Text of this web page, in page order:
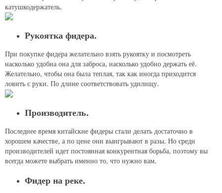
катушкодержатель.
Рукоятка фидера.
При покупке фидера желательно взять рукоятку и посмотреть
насколько удобна она для заброса, насколько удобно держать её.
Желательно, чтобы она была теплая, так как иногда приходится
ловить с руки. По длине соответствовать удилищу.
Производитель.
Последнее время китайские фидеры стали делать достаточно в
хорошем качестве, а по цене они выигрывают в разы. Но среди
производителей идет постоянная конкурентная борьба, поэтому вы
всегда можете выбрать именно то, что нужно вам.
Фидер на реке.